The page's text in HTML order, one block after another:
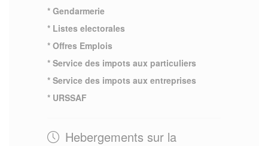
* Gendarmerie
* Listes electorales
* Offres Emplois
* Service des impots aux particuliers
* Service des impots aux entreprises
* URSSAF
Hebergements sur la